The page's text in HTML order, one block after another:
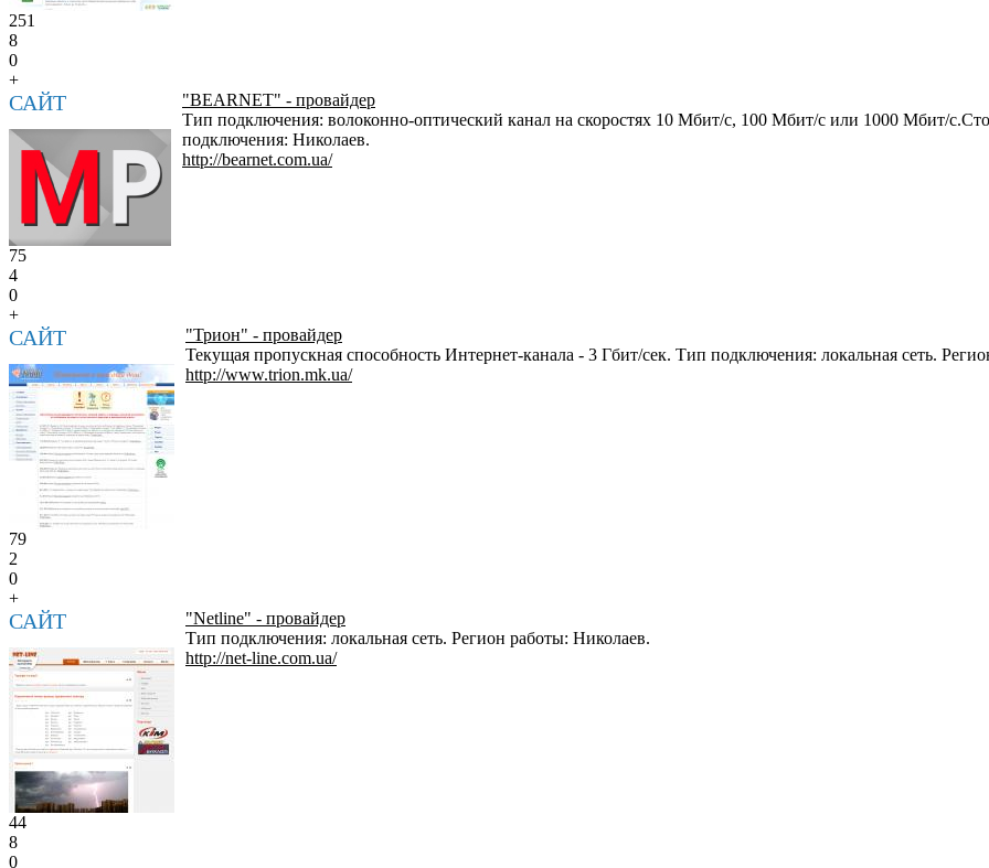
251
8
0
+
САЙТ
"BEARNET" - провайдер
Тип подключения: волоконно-оптический канал на скоростях 10 Мбит/с, 100 Мбит/с или 1000 Мбит/
подключения: Николаев.
http://bearnet.com.ua/
75
4
0
+
САЙТ
"Трион" - провайдер
Текущая пропускная способность Интернет-канала - 3 Гбит/сек. Тип подключения: локальная сеть.
http://www.trion.mk.ua/
79
2
0
+
САЙТ
"Netline" - провайдер
Тип подключения: локальная сеть. Регион работы: Николаев.
http://net-line.com.ua/
44
8
0